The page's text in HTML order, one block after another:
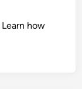
Learn how